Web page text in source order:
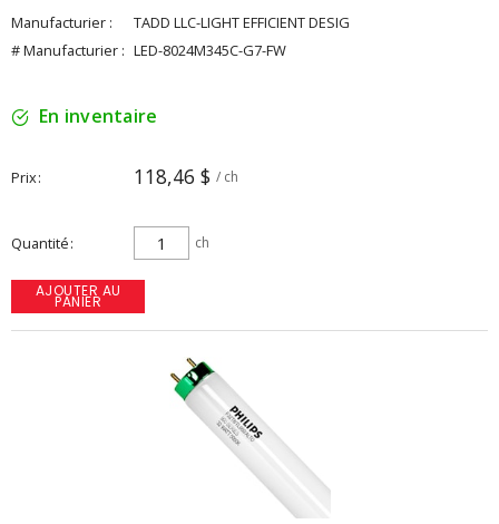
Manufacturier :
TADD LLC-LIGHT EFFICIENT DESIG
# Manufacturier : LED-8024M345C-G7-FW
En inventaire
Prix 118,46 $ / ch
Quantité ch
AJOUTER AU
PANIER